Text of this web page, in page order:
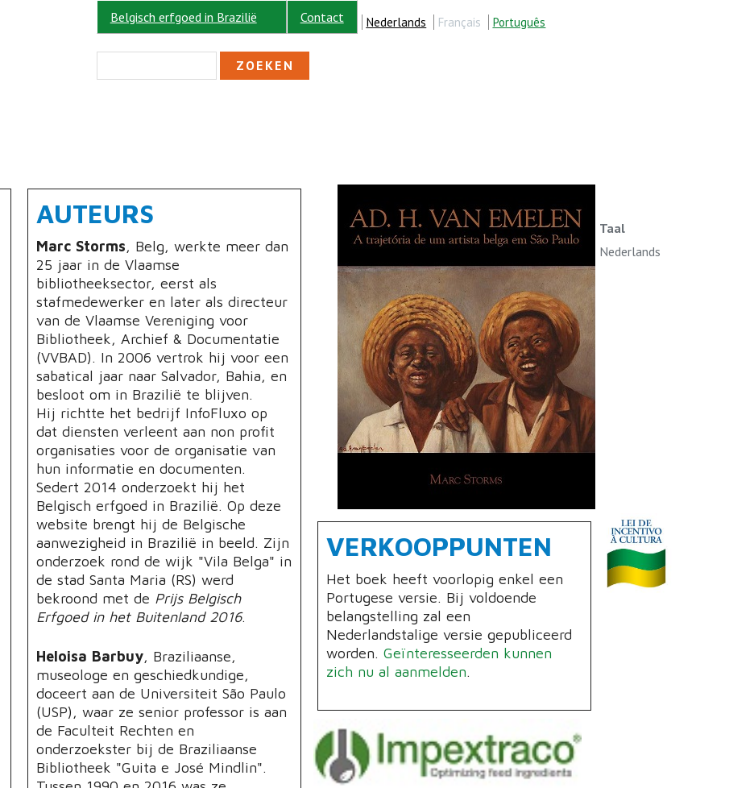
Belgisch erfgoed in Brazilië Contact Nederlands Français Português
AUTEURS
Marc Storms, Belg, werkte meer dan
25 jaar in de Vlaamse
bibliotheeksector, eerst als
stafmedewerker en later als directeur
van de Vlaamse Vereniging voor
Bibliotheek, Archief & Documentatie
(VVBAD). In 2006 vertrok hij voor een
sabatical jaar naar Salvador, Bahia, en
besloot om in Brazilië te blijven.
Hij richtte het bedrijf InfoFluxo op
dat diensten verleent aan non profit
organisaties voor de organisatie van
hun informatie en documenten.
Sedert 2014 onderzoekt hij het
Belgisch erfgoed in Brazilië. Op deze
website brengt hij de Belgische
aanwezigheid in Brazilië in beeld. Zijn
onderzoek rond de wijk "Vila Belga" in
de stad Santa Maria (RS) werd
bekroond met de Prijs Belgisch
Erfgoed in het Buitenland 2016.
Heloisa Barbuy, Braziliaanse,
museologe en geschiedkundige,
doceert aan de Universiteit São Paulo
(USP), waar ze senior professor is aan
de Faculteit Rechten en
onderzoekster bij de Braziliaanse
Bibliotheek "Guita e José Mindlin".
VERKOOPPUNTEN
Het boek heeft voorlopig enkel een
Portugese versie. Bij voldoende
belangstelling zal een
Nederlandstalige versie gepubliceerd
worden. Geïnteresseerden kunnen
zich nu al aanmelden.
Taal
Nederlands